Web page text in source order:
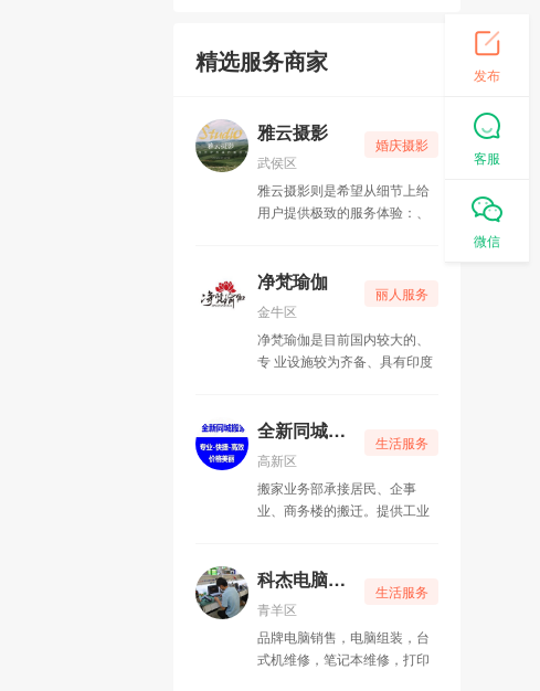
精选服务商家
婚庆摄影
雅云摄影
武侯区
雅云摄影则是希望从细节上给
用户提供极致的服务体验：、
的安心包（里面都是免费的一
次性消耗品）、国际一线品牌
化妆品等等，雅云团队都做了
精心的调研挑选与配备。
丽人服务
净梵瑜伽
金牛区
净梵瑜伽是目前国内较大的、
专 业设施较为齐备、具有印度
生活服务
全新同城搬家
高新区
搬家业务部承接居民、企事
业、商务楼的搬迁。提供工业
具、以及管道疏通等配套服
务。 空调业务部承接新风
系统设计、通风管道制作、分
体空调安装、维修、冷库设计
安装电动机、发电机维修、绕
生活服务
科杰电脑维修
青羊区
品牌电脑销售，电脑组装，台
式机维修，笔记本维修，打印
发布
客服
微信